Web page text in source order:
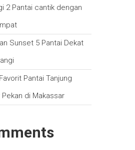
2 Pantai cantik dengan
Sunset 5 Pantai Dekat
Pantai Tanjung
di Makassar